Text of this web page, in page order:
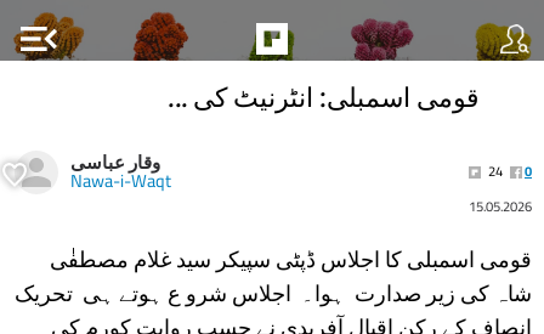
menu_open
قومی اسمبلی: انٹرنیٹ کی ...
وقار عباسی
Nawa-i-Waqt 24
0
15.05.2026
قومی اسمبلی کا اجلاس ڈپٹی سپیکر سید غلام مصطفٰی
شاہ کی زیر صدارت ہوا۔ اجلاس شرو ع ہوتے ہی تحریک